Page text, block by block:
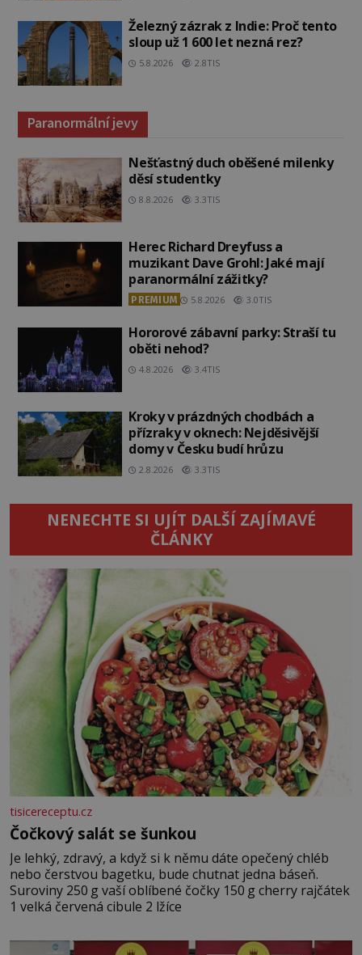
Železný zázrak z Indie: Proč tento
sloup už 1 600 let nezná rez?
5.8.2026 2.8TIS
Paranormální jevy
Nešťastný duch oběšené milenky
děsí studentky
8.8.2026 3.3TIS
Herec Richard Dreyfuss a
muzikant Dave Grohl: Jaké mají
paranormální zážitky?
PREMIUM 5.8.2026 3.0TIS
Hororové zábavní parky: Straší tu
oběti nehod?
4.8.2026 3.4TIS
Kroky v prázdných chodbách a
přízraky v oknech: Nejděsivější
domy v Česku budí hrůzu
2.8.2026 3.3TIS
NENECHTE SI UJÍT DALŠÍ ZAJÍMAVÉ
ČLÁNKY
tisicereceptu.cz
Čočkový salát se šunkou
Je lehký, zdravý, a když si k němu dáte opečený chléb
nebo čerstvou bagetku, bude chutnat jedna báseň.
Suroviny 250 g vaší oblíbené čočky 150 g cherry rajčátek
1 velká červená cibule 2 lžíce